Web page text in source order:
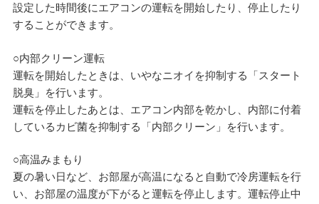
設定した時間後にエアコンの運転を開始したり、停止したり
することができます。
○内部クリーン運転
運転を開始したときは、いやなニオイを抑制する「スタート
脱臭」を行います。
運転を停止したあとは、エアコン内部を乾かし、内部に付着
しているカビ菌を抑制する「内部クリーン」を行います。
○高温みまもり
夏の暑い日など、お部屋が高温になると自動で冷房運転を行
い、お部屋の温度が下がると運転を停止します。運転停止中